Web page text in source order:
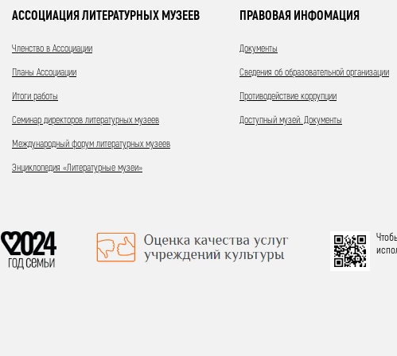
АССОЦИАЦИЯ ЛИТЕРАТУРНЫХ МУЗЕЕВ
Членство в Ассоциации
Планы Ассоциации
Итоги работы
Семинар директоров литературных музеев
Международный форум литературных музеев
Энциклопедия «Литературные музеи»
ПРАВОВАЯ ИНФОМАЦИЯ
Документы
Сведения об образовательной организации
Противодействие коррупции
Доступный музей. Документы